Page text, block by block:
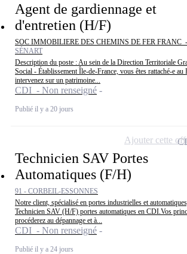
Agent de gardiennage et
d'entretien (H/F)
SOC IMMOBILIERE DES CHEMINS DE FER FRANC -
SÉNART
Description du poste : Au sein de la Direction Territoriale
Social - Établissement Île-de-France, vous êtes rattaché-e au
intervenez sur un patrimoine...
CDI - Non renseigné
Publié il y a 20 jours
Technicien SAV Portes
Automatiques (F/H)
91 - CORBEIL-ESSONNES
Notre client, spécialisé en portes industrielles et
Technicien SAV (H/F) portes automatiques en CDI.Vos
procéderez au dépannage et à...
CDI - Non renseigné
Publié il y a 24 jours
Ajouter cette